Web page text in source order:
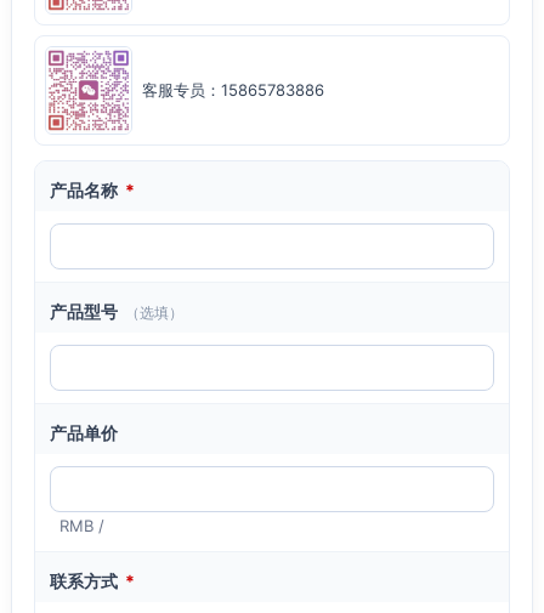
客服专员：15865783886
产品名称 *
产品型号 （选填）
产品单价
RMB /
联系方式 *